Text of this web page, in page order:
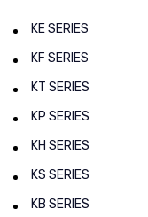
KE SERIES
KF SERIES
KT SERIES
KP SERIES
KH SERIES
KS SERIES
KB SERIES